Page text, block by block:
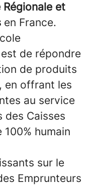
et
en France.
de répondre
de produits
en offrant les
au service
des Caisses
humain
sur le
Emprunteurs